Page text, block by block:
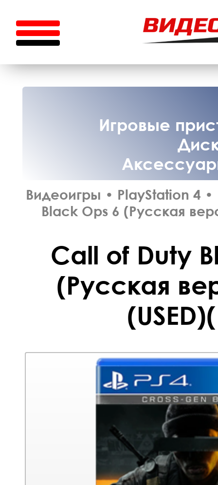
Игровые
Видеоигры • PlayStation 4 •
Black Ops 6 (Русская
Call of Duty
(Русская